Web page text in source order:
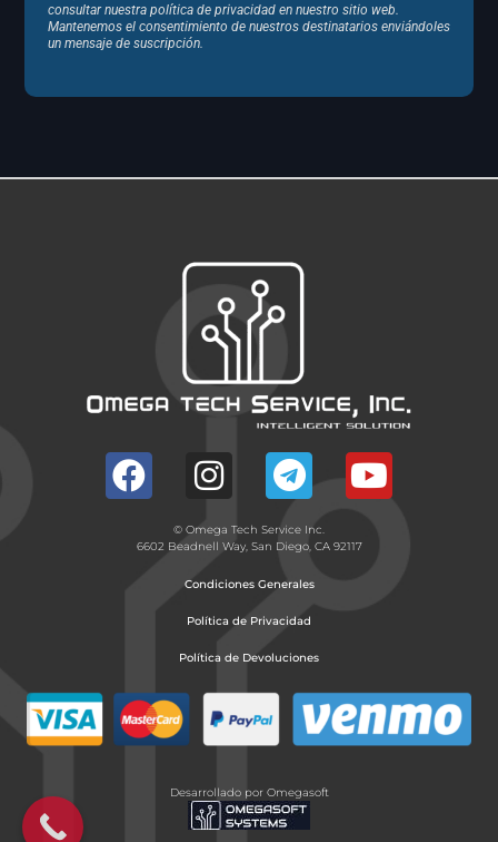
consultar nuestra política de privacidad en nuestro sitio web.
Mantenemos el consentimiento de nuestros destinatarios enviándoles
un mensaje de suscripción.
© Omega Tech Service Inc.
6602 Beadnell Way, San Diego, CA 92117
Condiciones Generales
Política de Privacidad
Política de Devoluciones
Desarrollado por Omegasoft